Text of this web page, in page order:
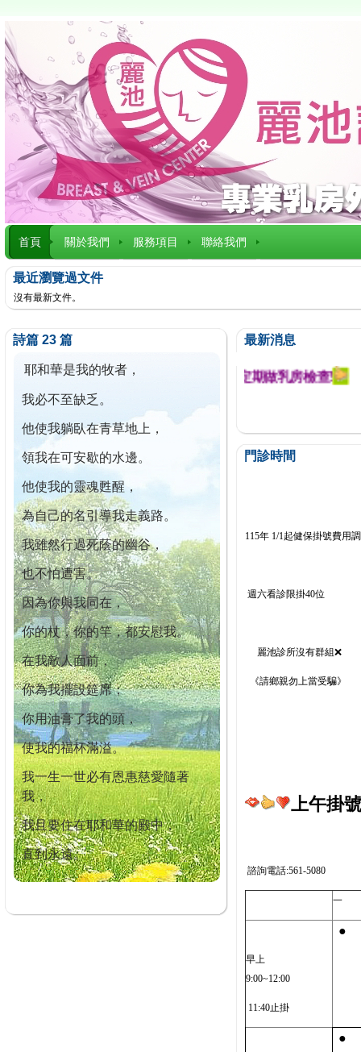
首頁 關於我們 服務項目 聯絡我們
最近瀏覽過文件
沒有最新文件。
詩篇 23 篇
耶和華是我的牧者，
我必不至缺乏。
他使我躺臥在青草地上，
領我在可安歇的水邊。
他使我的靈魂甦醒，
為自己的名引導我走義路。
我雖然行過死蔭的幽谷，
也不怕遭害。
因為你與我同在，
你的杖，你的竿，都安慰我。
在我敵人面前，
你為我擺設筵席；
你用油膏了我的頭，
使我的福杯滿溢。
我一生一世必有恩惠慈愛隨著
我，
我且要住在耶和華的殿中，
直到永遠。
最新消息
迄今已篩檢出1700位乳癌患者,提醒您定期做乳房檢查!
門診時間
115年 1/1起健保掛號費用
週六看診限掛40位
麗池診所沒有群組❌
《請鄉親勿上當受騙》
上午掛
諮詢電話:561-5080
一
早上
9:00~12:00
11:40止掛
●
●